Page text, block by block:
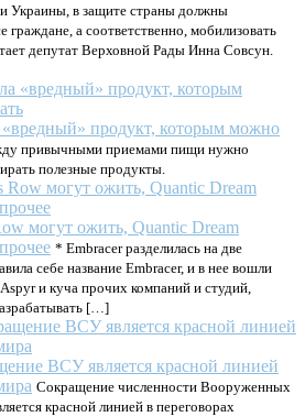
Украины, в защите страны должны
граждане, а соответственно, мобилизовать
депутат Верховной Рады Инна Совсун.
«вредный» продукт, которым можно
привычными приемами пищи нужно
полезные продукты.
могут ожить, Quantic Dream
* Embracer разделилась на две
себе название Embracer, и в нее вошли
и куча прочих компаний и студий,
[…]
ВСУ является красной линией
Сокращение численности Вооруженных
красной линией в переговорах